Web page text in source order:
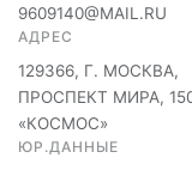
9609140@MAIL.RU
АДРЕС
129366, Г. МОСКВА,
ПРОСПЕКТ МИРА,
«КОСМОС»
ЮР.ДАННЫЕ